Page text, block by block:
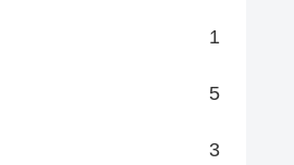
1
5
3